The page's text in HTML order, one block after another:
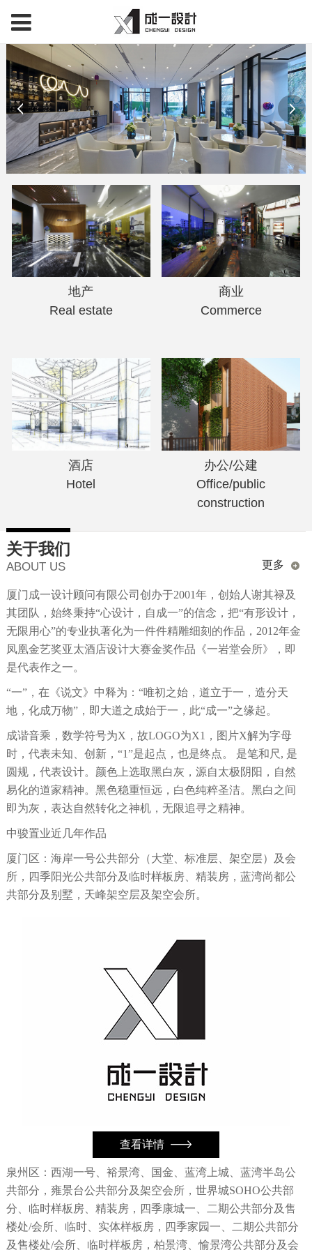
地产
Real estate
商业
Commerce
酒店
Hotel
办公/公建
Office/public
construction
关于我们
ABOUT US 更多
厦门成一设计顾问有限公司创办于2001年，创始人谢其禄及
其团队，始终秉持“心设计，自成一”的信念，把“有形设计，
无限用心”的专业执著化为一件件精雕细刻的作品，2012年金
凤凰金艺奖亚太酒店设计大赛金奖作品《一岩堂会所》，即
是代表作之一。
“一”，在《说文》中释为：“唯初之始，道立于一，造分天
地，化成万物”，即大道之成始于一，此“成一”之缘起。
成谐音乘，数学符号为X，故LOGO为X1，图片X解为字母
时，代表未知、创新，“1”是起点，也是终点。 是笔和尺, 是
圆规，代表设计。颜色上选取黑白灰，源自太极阴阳，自然
易化的道家精神。黑色稳重恒远，白色纯粹圣洁。黑白之间
即为灰，表达自然转化之神机，无限追寻之精神。
中骏置业近几年作品
厦门区：海岸一号公共部分（大堂、标准层、架空层）及会
所，四季阳光公共部分及临时样板房、精装房，蓝湾尚都公
共部分及别墅，天峰架空层及架空会所。
查看详情
泉州区：西湖一号、裕景湾、国金、蓝湾上城、蓝湾半岛公
共部分，雍景台公共部分及架空会所，世界城SOHO公共部
分、临时样板房、精装房，四季康城一、二期公共部分及售
楼处/会所、临时、实体样板房，四季家园一、二期公共部分
及售楼处/会所、临时样板房，柏景湾、愉景湾公共部分及会